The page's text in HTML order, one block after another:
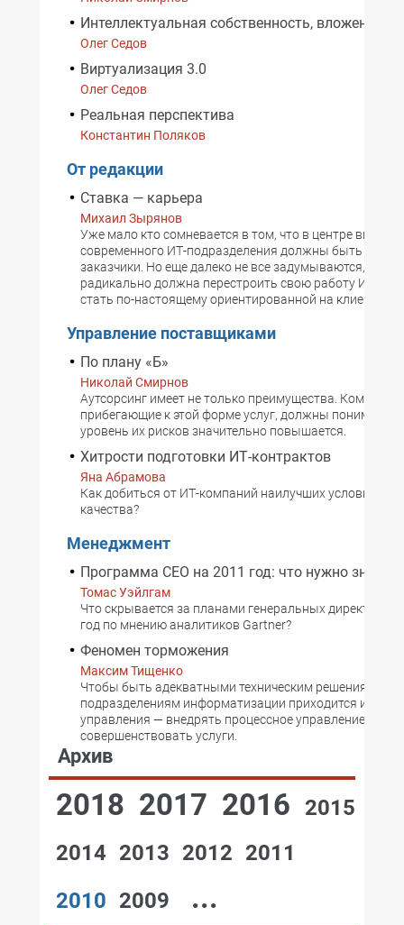
Интеллектуальная собственность, вложенная
Олег Седов
Виртуализация 3.0
Олег Седов
Реальная перспектива
Константин Поляков
От редакции
Ставка — карьера
Михаил Зырянов
Уже мало кто сомневается в том, что в центре
современного ИТ-подразделения должны быть
заказчики. Но еще далеко не все задумываются, сколь
радикально должна перестроить свою работу ИТ-
стать по-настоящему ориентированной на клиента.
Управление поставщиками
По плану «Б»
Николай Смирнов
Аутсорсинг имеет не только преимущества. Компании,
прибегающие к этой форме услуг, должны понимать,
уровень их рисков значительно повышается.
Хитрости подготовки ИТ-контрактов
Яна Абрамова
Как добиться от ИТ-компаний наилучших условий
качества?
Менеджмент
Программа CEO на 2011 год: что нужно знать
Томас Уэйлгам
Что скрывается за планами генеральных директоров
год по мнению аналитиков Gartner?
Феномен торможения
Максим Тищенко
Чтобы быть адекватными техническим решениям,
подразделениям информатизации приходится
управления — внедрять процессное управление,
совершенствовать услуги.
Архив
2018 2017 2016
2015
2014 2013 2012 2011
2010 2009 ...